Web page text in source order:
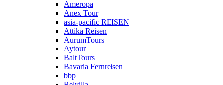
Ameropa
Anex Tour
asia-pacific REISEN
Attika Reisen
AurumTours
Aytour
BaltTours
Bavaria Fernreisen
bbp